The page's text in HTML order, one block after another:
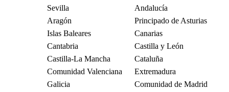
Sevilla
Andalucía
Aragón
Principado de Asturias
Islas Baleares
Canarias
Cantabria
Castilla y León
Castilla-La Mancha
Cataluña
Comunidad Valenciana
Extremadura
Galicia
Comunidad de Madrid